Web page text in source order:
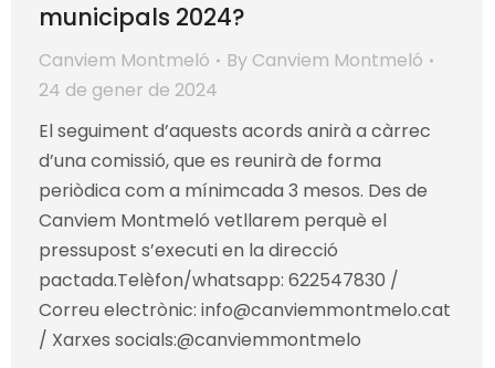
municipals 2024?
Canviem Montmeló By Canviem Montmeló
24 de gener de 2024
El seguiment d’aquests acords anirà a càrrec
d’una comissió, que es reunirà de forma
periòdica com a mínimcada 3 mesos. Des de
Canviem Montmeló vetllarem perquè el
pressupost s’executi en la direcció
pactada.Telèfon/whatsapp: 622547830 /
Correu electrònic: info@canviemmontmelo.cat
/ Xarxes socials:@canviemmontmelo